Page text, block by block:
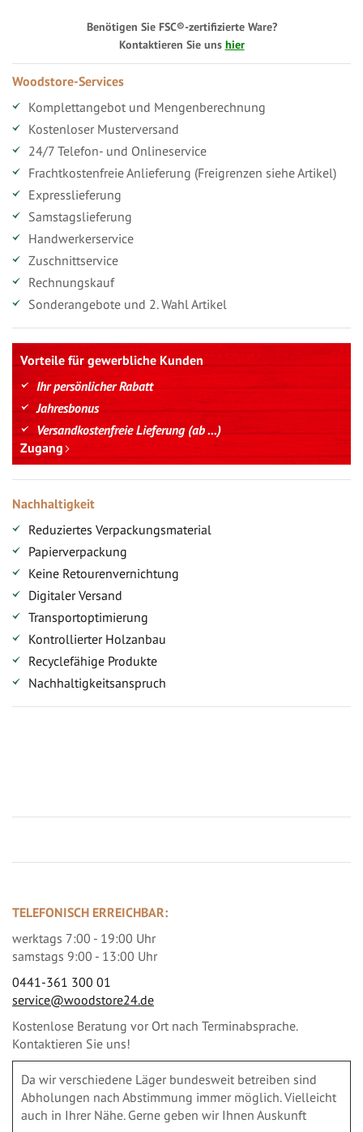
Benötigen Sie FSC®-zertifizierte Ware?
Kontaktieren Sie uns hier
Woodstore-Services
Komplettangebot und Mengenberechnung
Kostenloser Musterversand
24/7 Telefon- und Onlineservice
Frachtkostenfreie Anlieferung (Freigrenzen siehe Artikel)
Expresslieferung
Samstagslieferung
Handwerkerservice
Zuschnittservice
Rechnungskauf
Sonderangebote und 2. Wahl Artikel
Vorteile für gewerbliche Kunden
Ihr persönlicher Rabatt
Jahresbonus
Versandkostenfreie Lieferung (ab ...)
Zugang
Nachhaltigkeit
Reduziertes Verpackungsmaterial
Papierverpackung
Keine Retourenvernichtung
Digitaler Versand
Transportoptimierung
Kontrollierter Holzanbau
Recyclefähige Produkte
Nachhaltigkeitsanspruch
TELEFONISCH ERREICHBAR:
werktags 7:00 - 19:00 Uhr
samstags 9:00 - 13:00 Uhr
0441-361 300 01
service@woodstore24.de
Kostenlose Beratung vor Ort nach Terminabsprache.
Kontaktieren Sie uns!
Da wir verschiedene Läger bundesweit betreiben sind
Abholungen nach Abstimmung immer möglich. Vielleicht
auch in Ihrer Nähe. Gerne geben wir Ihnen Auskunft